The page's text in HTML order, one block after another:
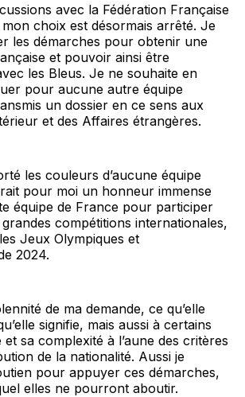
avec la Fédération Française
choix est désormais arrêté. Je
les démarches pour obtenir une
et pouvoir ainsi être
les Bleus. Je ne souhaite en
pour aucune autre équipe
un dossier en ce sens aux
et des Affaires étrangères.
les couleurs d’aucune équipe
pour moi un honneur immense
équipe de France pour participer
compétitions internationales,
Jeux Olympiques et
2024.
de ma demande, ce qu’elle
signifie, mais aussi à certains
sa complexité à l’aune des critères
de la nationalité. Aussi je
pour appuyer ces démarches,
elles ne pourront aboutir.